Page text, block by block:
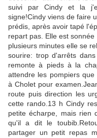
suivi par Cindy et la
signe!Cindy viens de faire
prédis, après avoir tapé
repart pas. Elle est
plusieurs minutes elle se
sourire: trop d'arrêts
remonte à pieds à la
attendre les pompiers
à Cholet pour
route puis direction les
cette rando.13 h Cindy
petite écharpe, mais rien
qu'il a dit le
partager un petit repas